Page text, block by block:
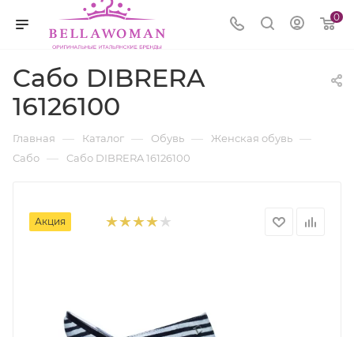
0
Cабо DIBRERA
16126100
Главная — Каталог — Обувь — Женская обувь —
Сабо — Cабо DIBRERA 16126100
Акция